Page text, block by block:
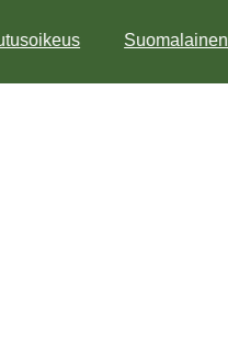
Suomalainen